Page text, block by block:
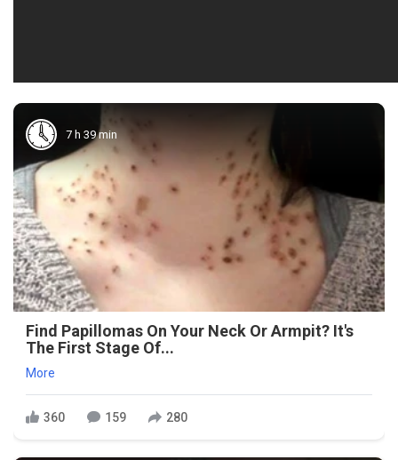
7 h 39 min
Find Papillomas On Your Neck Or Armpit? It's
The First Stage Of...
More
360 159 280